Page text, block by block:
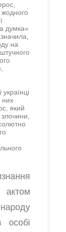
думка»
на
них
який
злочини,
особі